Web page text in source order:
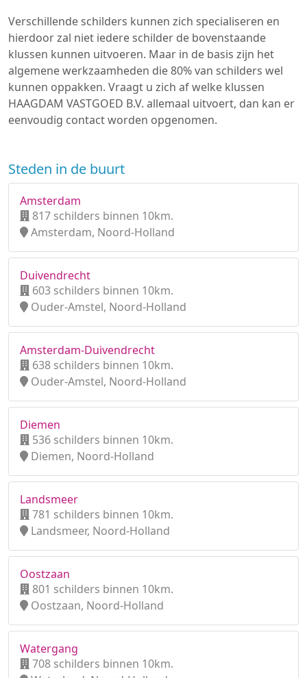
Verschillende schilders kunnen zich specialiseren en
hierdoor zal niet iedere schilder de bovenstaande
klussen kunnen uitvoeren. Maar in de basis zijn het
algemene werkzaamheden die 80% van schilders wel
kunnen oppakken. Vraagt u zich af welke klussen
HAAGDAM VASTGOED B.V. allemaal uitvoert, dan kan er
eenvoudig contact worden opgenomen.
Steden in de buurt
Amsterdam
817 schilders binnen 10km.
Amsterdam, Noord-Holland
Duivendrecht
603 schilders binnen 10km.
Ouder-Amstel, Noord-Holland
Amsterdam-Duivendrecht
638 schilders binnen 10km.
Ouder-Amstel, Noord-Holland
Diemen
536 schilders binnen 10km.
Diemen, Noord-Holland
Landsmeer
781 schilders binnen 10km.
Landsmeer, Noord-Holland
Oostzaan
801 schilders binnen 10km.
Oostzaan, Noord-Holland
Watergang
708 schilders binnen 10km.